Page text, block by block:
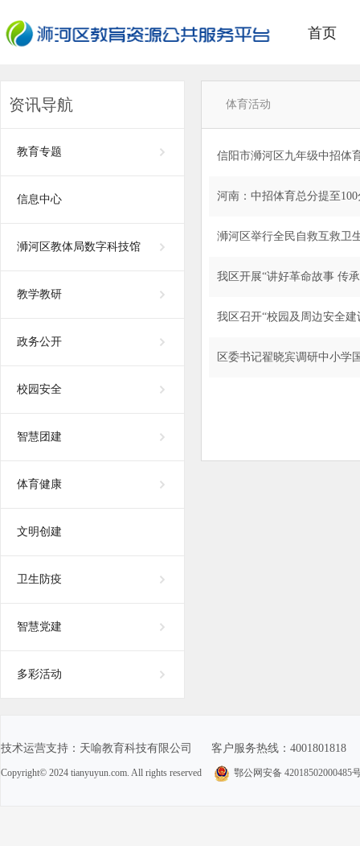
首页
资讯导航
教育专题
信息中心
浉河区教体局数字科技馆
教学教研
政务公开
校园安全
智慧团建
体育健康
文明创建
卫生防疫
智慧党建
多彩活动
体育活动
信阳市浉河区九年级中招体
河南：中招体育总分提至100
浉河区举行全民自救互救卫
我区开展“讲好革命故事 传
我区召开“校园及周边安全
区委书记翟晓宾调研中小学
技术运营支持： 天喻教育科技有限公司 客户服务热线：4001801818
Copyright© 2024 tianyuyun.com. All rights reserved 鄂公网安备 42018502000485